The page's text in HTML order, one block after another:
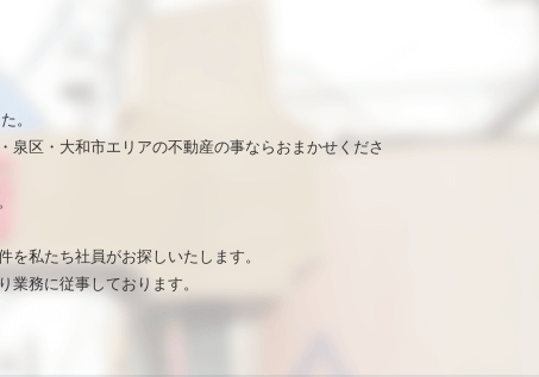
。
区・大和市エリアの不動産の事ならおまかせくださ
私たち社員がお探しいたします。
務に従事しております。